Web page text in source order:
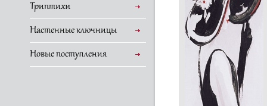
Триптихи
Настенные ключницы
Новые поступления